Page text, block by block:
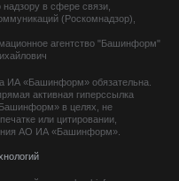
в сфере связи,
(Роскомнадзор),
агентство "Башинформ"
ИА «Башинформ» обязательна.
активная гиперссылка
в целях, не
или цитировании,
АО ИА «Башинформ».